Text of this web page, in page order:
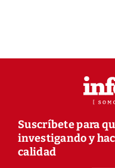
Suscríbete para
investigando y
calidad